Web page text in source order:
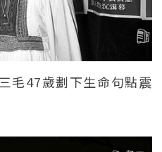
毛47歲劃下生命句點震